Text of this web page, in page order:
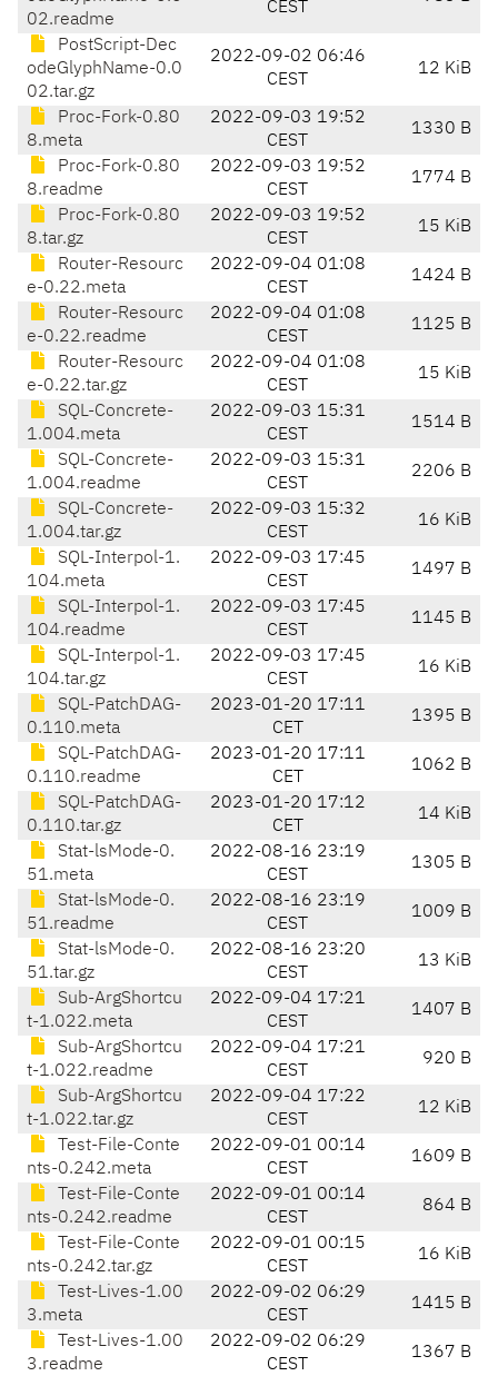
02.readme
CEST
PostScript-Dec
odeGlyphName-0.0
02.tar.gz
2022-09-02 06:46
CEST
12 KiB
Proc-Fork-0.80
8.meta
2022-09-03 19:52
CEST
1330 B
Proc-Fork-0.80
8.readme
2022-09-03 19:52
CEST
1774 B
Proc-Fork-0.80
8.tar.gz
2022-09-03 19:52
CEST
15 KiB
Router-Resourc
e-0.22.meta
2022-09-04 01:08
CEST
1424 B
Router-Resourc
e-0.22.readme
2022-09-04 01:08
CEST
1125 B
Router-Resourc
e-0.22.tar.gz
2022-09-04 01:08
CEST
15 KiB
SQL-Concrete-
1.004.meta
2022-09-03 15:31
CEST
1514 B
SQL-Concrete-
1.004.readme
2022-09-03 15:31
CEST
2206 B
SQL-Concrete-
1.004.tar.gz
2022-09-03 15:32
CEST
16 KiB
SQL-Interpol-1.
104.meta
2022-09-03 17:45
CEST
1497 B
SQL-Interpol-1.
104.readme
2022-09-03 17:45
CEST
1145 B
SQL-Interpol-1.
104.tar.gz
2022-09-03 17:45
CEST
16 KiB
SQL-PatchDAG-
0.110.meta
2023-01-20 17:11
CET
1395 B
SQL-PatchDAG-
0.110.readme
2023-01-20 17:11
CET
1062 B
SQL-PatchDAG-
0.110.tar.gz
2023-01-20 17:12
CET
14 KiB
Stat-lsMode-0.
51.meta
2022-08-16 23:19
CEST
1305 B
Stat-lsMode-0.
51.readme
2022-08-16 23:19
CEST
1009 B
Stat-lsMode-0.
51.tar.gz
2022-08-16 23:20
CEST
13 KiB
Sub-ArgShortcu
t-1.022.meta
2022-09-04 17:21
CEST
1407 B
Sub-ArgShortcu
t-1.022.readme
2022-09-04 17:21
CEST
920 B
Sub-ArgShortcu
t-1.022.tar.gz
2022-09-04 17:22
CEST
12 KiB
Test-File-Conte
nts-0.242.meta
2022-09-01 00:14
CEST
1609 B
Test-File-Conte
nts-0.242.readme
2022-09-01 00:14
CEST
864 B
Test-File-Conte
nts-0.242.tar.gz
2022-09-01 00:15
CEST
16 KiB
Test-Lives-1.00
3.meta
2022-09-02 06:29
CEST
1415 B
Test-Lives-1.00
3.readme
2022-09-02 06:29
CEST
1367 B